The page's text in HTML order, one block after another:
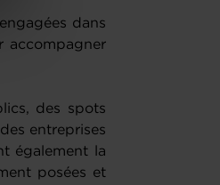
dans
accompagner
des spots
entreprises
également la
posées et